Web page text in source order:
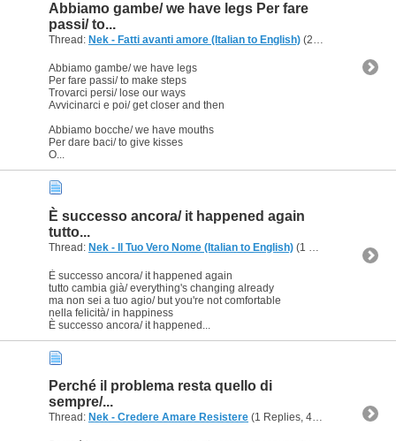
Abbiamo gambe/ we have legs Per fare
passi/ to...
Thread: Nek - Fatti avanti amore (Italian to English) (2 Replies, 45,204 Views) by
Abbiamo gambe/ we have legs
Per fare passi/ to make steps
Trovarci persi/ lose our ways
Avvicinarci e poi/ get closer and then
Abbiamo bocche/ we have mouths
Per dare baci/ to give kisses
O...
È successo ancora/ it happened again
tutto...
Thread: Nek - Il Tuo Vero Nome (Italian to English) (1 Replies, 42,012 Views) by
È successo ancora/ it happened again
tutto cambia già/ everything's changing already
ma non sei a tuo agio/ but you're not comfortable
nella felicità/ in happiness
È successo ancora/ it happened...
Perché il problema resta quello di
sempre/...
Thread: Nek - Credere Amare Resistere (1 Replies, 41,773 Views) by